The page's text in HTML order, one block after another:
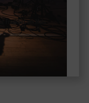
Frankfurt am Main